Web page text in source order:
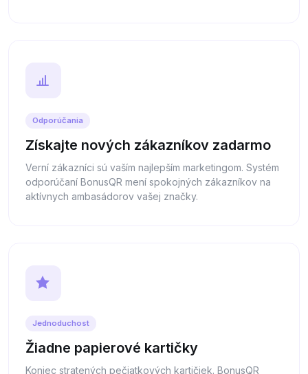
Odporúčania
Získajte nových zákazníkov zadarmo
Verní zákazníci sú vaším najlepším marketingom. Systém
odporúčaní BonusQR mení spokojných zákazníkov na
aktívnych ambasádorov vašej značky.
Jednoduchost
Žiadne papierové kartičky
Koniec stratených pečiatkových kartičiek. BonusQR